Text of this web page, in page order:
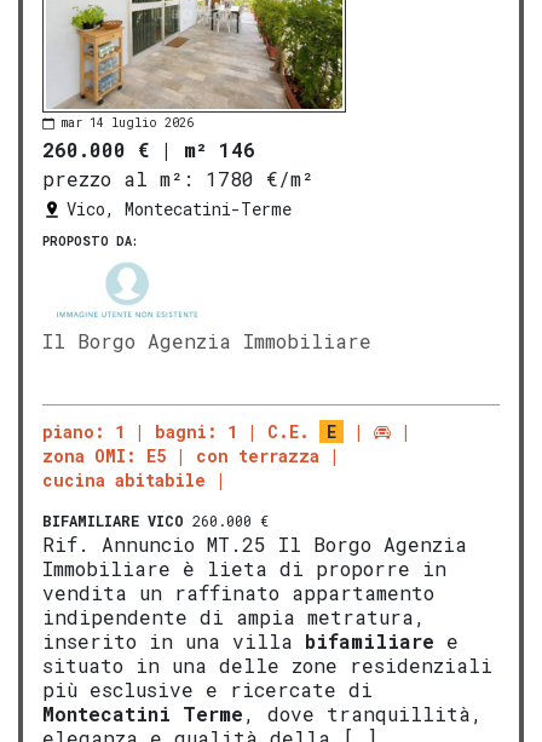
mar 14 luglio 2026
260.000 € | m² 146
prezzo al m²:
1780 €/m²
Vico, Montecatini-Terme
PROPOSTO DA:
Il Borgo Agenzia Immobiliare
piano: 1 bagni: 1 C.E.
E
zona OMI: E5
con terrazza
cucina abitabile
BIFAMILIARE VICO 260.000 €
Rif. Annuncio MT.25 Il Borgo Agenzia
Immobiliare è lieta di proporre in
vendita un raffinato appartamento
indipendente di ampia metratura,
inserito in una villa bifamiliare e
situato in una delle zone residenziali
più esclusive e ricercate di
Montecatini Terme, dove tranquillità,